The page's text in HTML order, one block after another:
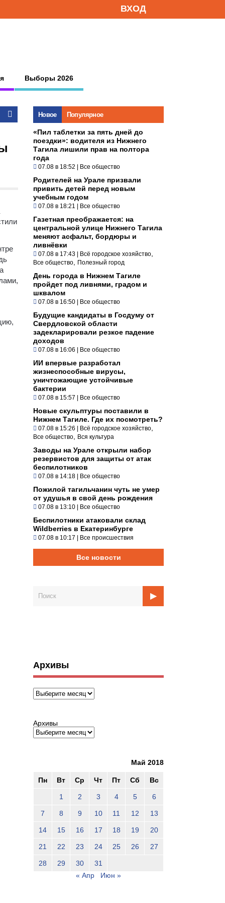
ВХОД
Выборы 2026
Новое Популярное
«Пил таблетки за пять дней до
поездки»: водителя из Нижнего
Тагила лишили прав на полтора
года
07.08 в 18:52 | Все общество
Родителей на Урале призвали
привить детей перед новым
учебным годом
07.08 в 18:21 | Все общество
Газетная преображается: на
центральной улице Нижнего Тагила
меняют асфальт, бордюры и
ливнёвки
07.08 в 17:43 | Всё городское хозяйство
Все общество Полезный город
День города в Нижнем Тагиле
пройдет под ливнями, градом и
шквалом
07.08 в 16:50 | Все общество
Будущие кандидаты в Госдуму от
Свердловской области
задекларировали резкое падение
доходов
07.08 в 16:06 | Все общество
ИИ впервые разработал
жизнеспособные вирусы,
уничтожающие устойчивые
бактерии
07.08 в 15:57 | Все общество
Новые скульптуры поставили в
Нижнем Тагиле. Где их посмотреть?
07.08 в 15:26 | Всё городское хозяйство
Все общество Вся культура
Заводы на Урале открыли набор
резервистов для защиты от атак
беспилотников
07.08 в 14:18 | Все общество
Пожилой тагильчанин чуть не умер
от удушья в свой день рождения
07.08 в 13:10 | Все общество
Беспилотники атаковали склад
Wildberries в Екатеринбурге
07.08 в 10:17 | Все происшествия
Все новости
Архивы
Архивы
Архивы
Май 2018
Пн Вт Ср Чт Пт Сб Вс
1 2 3 4 5 6
7 8 9 10 11 12 13
14 15 16 17 18 19 20
21 22 23 24 25 26 27
28 29 30
31
« Апр
Июн »